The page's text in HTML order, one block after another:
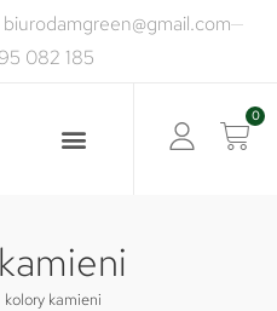
biurodamgreen@gmail.com
082 185
0
kolory kamieni